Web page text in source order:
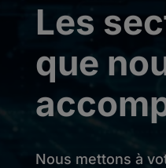
Les
que
Nous mettons à